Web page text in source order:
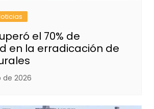
el 70% de
en la erradicación de
de 2026